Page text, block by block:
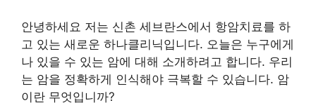
안녕하세요 저는 신촌 세브란스에서 항암치료를 하
고 있는 새로운 하나클리닉입니다. 오늘은 누구에게
나 있을 수 있는 암에 대해 소개하려고 합니다. 우리
는 암을 정확하게 인식해야 극복할 수 있습니다. 암
이란 무엇입니까?